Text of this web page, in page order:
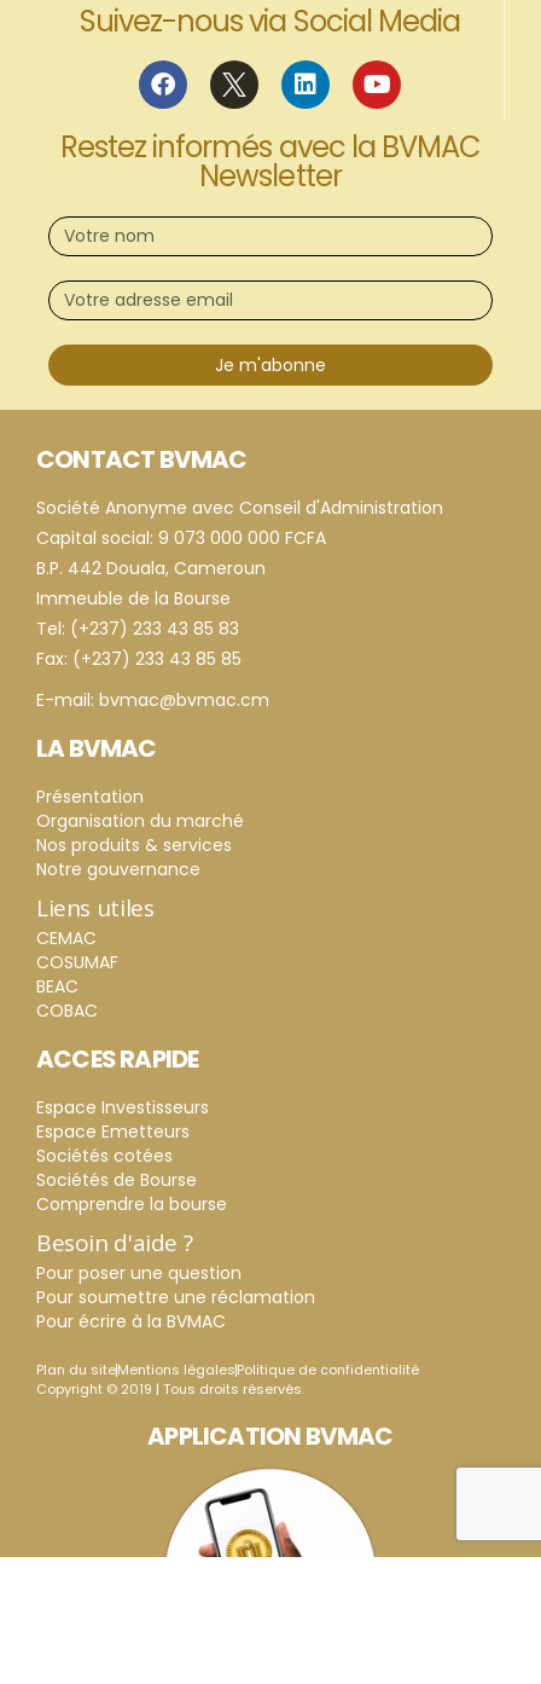
Suivez-nous via Social Media
Restez informés avec la BVMAC
Newsletter
Je m'abonne
CONTACT BVMAC
Société Anonyme avec Conseil d'Administration
Capital social: 9 073 000 000 FCFA
B.P. 442 Douala, Cameroun
Immeuble de la Bourse
Tel: (+237) 233 43 85 83
Fax: (+237) 233 43 85 85
E-mail: bvmac@bvmac.cm
LA BVMAC
Présentation
Organisation du marché
Nos produits & services
Notre gouvernance
Liens utiles
CEMAC
COSUMAF
BEAC
COBAC
ACCES RAPIDE
Espace Investisseurs
Espace Emetteurs
Sociétés cotées
Sociétés de Bourse
Comprendre la bourse
Besoin d'aide ?
Pour poser une question
Pour soumettre une réclamation
Pour écrire à la BVMAC
Plan du siteMentions légalesPolitique de confidentialité
Copyright © 2019 | Tous droits réservés.
APPLICATION BVMAC